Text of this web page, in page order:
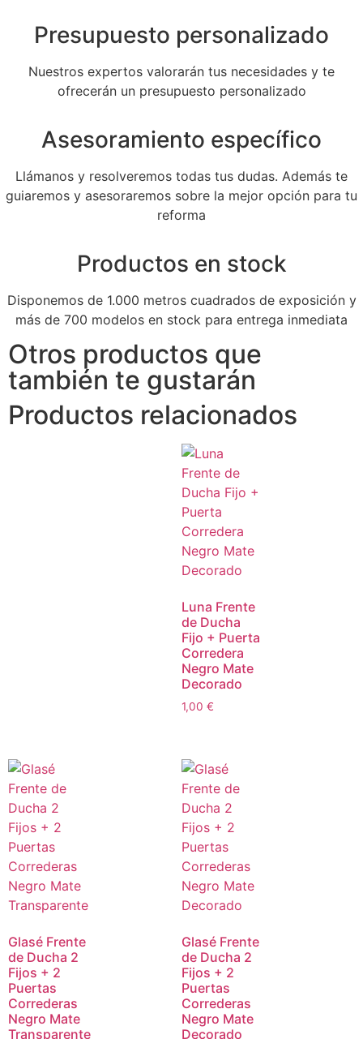
Presupuesto personalizado
Nuestros expertos valorarán tus necesidades y te
ofrecerán un presupuesto personalizado
Asesoramiento específico
Llámanos y resolveremos todas tus dudas. Además te
guiaremos y asesoraremos sobre la mejor opción para tu
reforma
Productos en stock
Disponemos de 1.000 metros cuadrados de exposición y
más de 700 modelos en stock para entrega inmediata
Otros productos que
también te gustarán
Productos relacionados
Luna Frente
de Ducha
Fijo + Puerta
Corredera
Negro Mate
Decorado
1,00 €
Glasé Frente
de Ducha 2
Fijos + 2
Puertas
Correderas
Negro Mate
Transparente
Glasé Frente
de Ducha 2
Fijos + 2
Puertas
Correderas
Negro Mate
Decorado